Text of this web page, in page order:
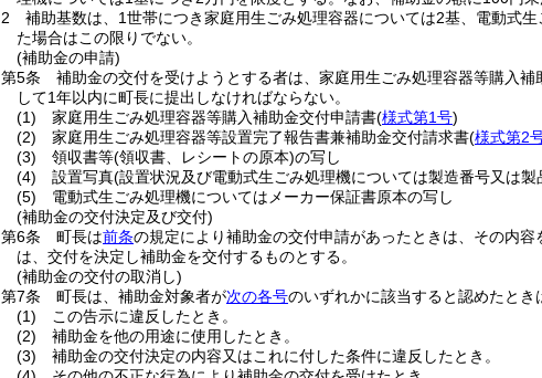
2
補助基数は、1世帯につき家庭用生ごみ処理容器については2基、電動式生
た場合はこの限りでない。
(補助金の申請)
第5条
補助金の交付を受けようとする者は、家庭用生ごみ処理容器等購入
して1年以内に町長に提出しなければならない。
(1)
家庭用生ごみ処理容器等購入補助金交付申請書(様式第1号)
(2)
家庭用生ごみ処理容器等設置完了報告書兼補助金交付請求書(様式第2
(3)
領収書等(領収書、レシートの原本)の写し
(4)
設置写真(設置状況及び電動式生ごみ処理機については製造番号又は製
(5)
電動式生ごみ処理機についてはメーカー保証書原本の写し
(補助金の交付決定及び交付)
第6条
町長は前条の規定により補助金の交付申請があったときは、その内
は、交付を決定し補助金を交付するものとする。
(補助金の交付の取消し)
第7条
町長は、補助金対象者が次の各号のいずれかに該当すると認めたとき
(1)
この告示に違反したとき。
(2)
補助金を他の用途に使用したとき。
(3)
補助金の交付決定の内容又はこれに付した条件に違反したとき。